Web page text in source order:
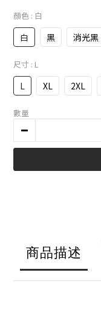
顏色 : 白
白 黑 消光黑
尺寸 : L
L XL 2XL
數量
商品描述